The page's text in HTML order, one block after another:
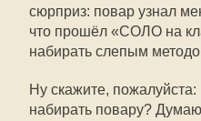
сюрприз: повар узнал
что прошёл «СОЛО на
набирать слепым
Ну скажите,
набирать повару?